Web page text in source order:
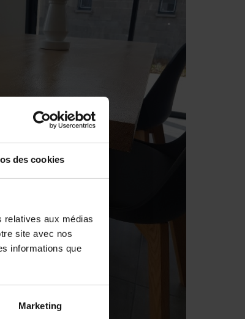
des cookies
relatives aux médias
site avec nos
informations que
Marketing